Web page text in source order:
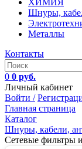
ХИМИЯ
Шнуры,
Металлы
Контакты
0 0 руб.
Личный кабинет
Войти /
Главная страница
Каталог
Шнуры, кабели,
Сетевые фильтры